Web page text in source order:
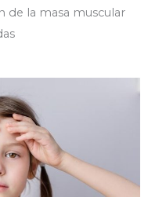
de la masa muscular